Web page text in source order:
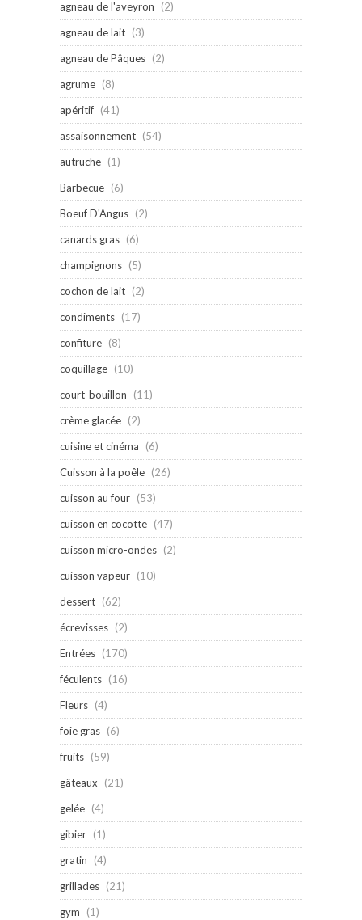
agneau de l'aveyron
(2)
agneau de lait (3)
agneau de Pâques (2)
agrume (8)
apéritif (41)
assaisonnement (54)
autruche (1)
Barbecue (6)
Boeuf D'Angus (2)
canards gras (6)
champignons (5)
cochon de lait (2)
condiments (17)
confiture (8)
coquillage (10)
court-bouillon
(11)
crème glacée (2)
cuisine et cinéma
(6)
Cuisson à la poêle (26)
cuisson au four (53)
cuisson en cocotte (47)
cuisson micro-ondes (2)
cuisson vapeur (10)
dessert (62)
écrevisses (2)
Entrées (170)
féculents (16)
Fleurs (4)
foie gras (6)
fruits (59)
gâteaux
(21)
gelée (4)
gibier (1)
gratin
(4)
grillades (21)
gym
(1)